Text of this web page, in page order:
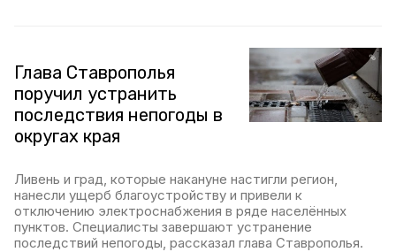
Глава Ставрополья
поручил устранить
последствия непогоды в
округах края
Ливень и град, которые накануне настигли регион,
нанесли ущерб благоустройству и привели к
отключению электроснабжения в ряде населённых
пунктов. Специалисты завершают устранение
последствий непогоды, рассказал глава Ставрополья.